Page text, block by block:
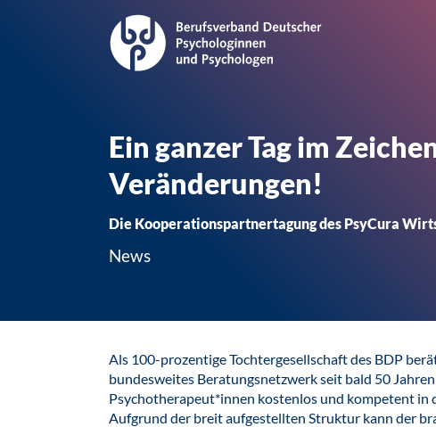
Ein ganzer Tag im
Veränderungen!
Die Kooperationspartnertagung des PsyCura
News
Als 100-prozentige Tochtergesellschaft des BDP
bundesweites Beratungsnetzwerk seit bald 50
Psychotherapeut*innen kostenlos und kompetent in
Aufgrund der breit aufgestellten Struktur kann der